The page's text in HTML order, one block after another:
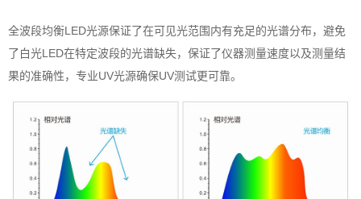
全波段均衡LED光源保证了在可见光范围内有充足的光谱分布，避免
了白光LED在特定波段的光谱缺失，保证了仪器测量速度以及测量结
果的准确性，专业UV光源确保UV测试更可靠。